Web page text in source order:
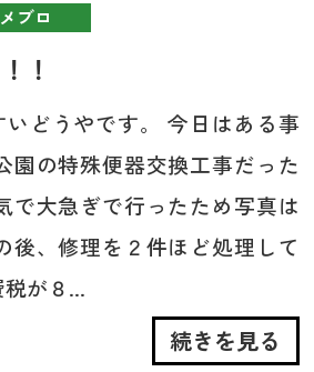
ブロ
！
どうやです。 今日はある事
園の特殊便器交換工事だった
で大急ぎで行ったため写真は
後、修理を２件ほど処理して
が８...
続きを見る